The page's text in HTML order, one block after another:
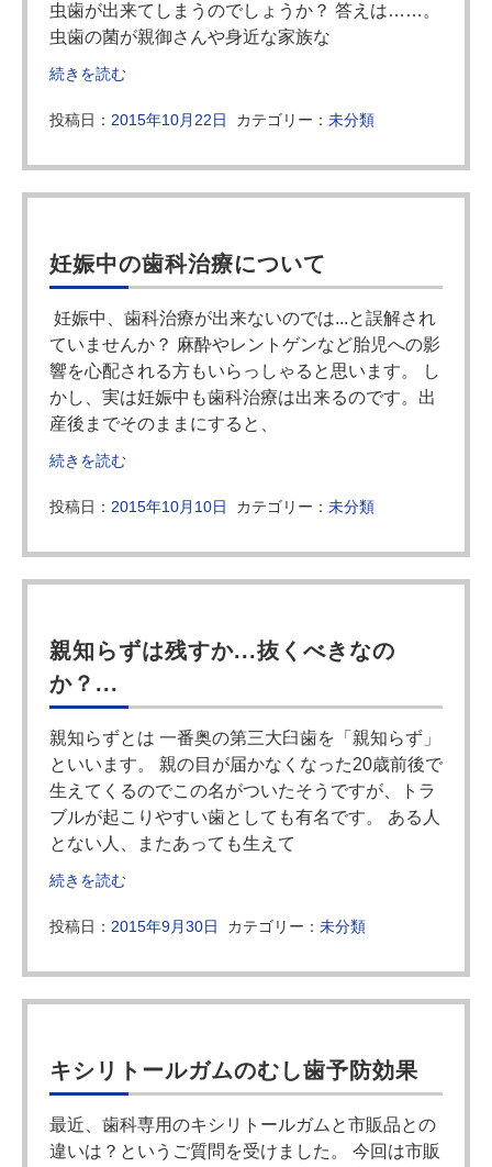
虫歯が出来てしまうのでしょうか？ 答えは……。
虫歯の菌が親御さんや身近な家族な
続きを読む
投稿日： 2015年10月22日 カテゴリー： 未分類
妊娠中の歯科治療について
妊娠中、歯科治療が出来ないのでは...と誤解され
ていませんか？ 麻酔やレントゲンなど胎児への影
響を心配される方もいらっしゃると思います。 し
かし、実は妊娠中も歯科治療は出来るのです。出
産後までそのままにすると、
続きを読む
投稿日： 2015年10月10日 カテゴリー： 未分類
親知らずは残すか...抜くべきなの
か？...
親知らずとは 一番奥の第三大臼歯を「親知らず」
といいます。 親の目が届かなくなった20歳前後で
生えてくるのでこの名がついたそうですが、トラ
ブルが起こりやすい歯としても有名です。 ある人
とない人、またあっても生えて
続きを読む
投稿日： 2015年9月30日 カテゴリー： 未分類
キシリトールガムのむし歯予防効果
最近、歯科専用のキシリトールガムと市販品との
違いは？というご質問を受けました。 今回は市販